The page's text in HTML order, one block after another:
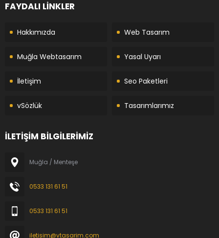
FAYDALI LİNKLER
Hakkımızda Web Tasarım
Muğla Webtasarım Yasal Uyarı
İletişim Seo Paketleri
vSözlük Tasarımlarımız
İLETİŞİM BİLGİLERİMİZ
Muğla / Menteşe
0533 131 61 51
0533 131 61 51
iletisim@vtasarim.com